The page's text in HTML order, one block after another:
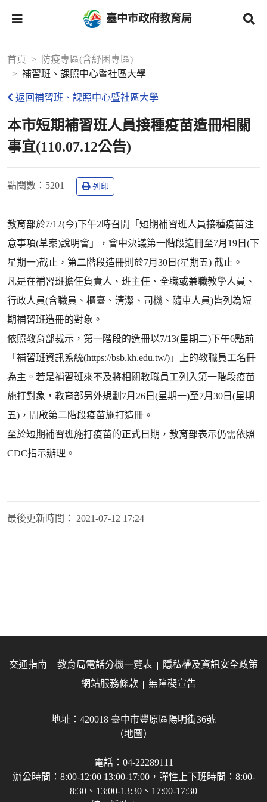
臺中市政府教育局
首頁
防疫專區(含紓困專區)
補習班、課照中心暨社區大學
返回補習班、課照中心暨社區大學
本市短期補習班人員接種疫苗造冊相關
事宜(110.07.12公告)
點閱數 ：5201 列印
教育部於7/12(今)下午2時召開「短期補習班人員接種疫苗注
意事項(草案)說明會」，會中決議第一階段造冊至7月19日(下
星期一)截止，第二階段造冊則於7月30日(星期五) 截止。
凡是在補習班擔任負責人、班主任、全職或兼職教學人員、
行政人員(含職員、櫃臺、清潔、司機、隨車人員)皆列為短
期補習班造冊的對象。
依照教育部裁示，第一階段的造冊以7/13(星期二)下午6點前
「補習班資訊系統(https://bsb.kh.edu.tw/)」上的教職員工名冊
為主。若是補習班來不及將相關教職員工列入第一階段疫苗
施打對象，教育部另外規劃7月26日(星期一)至7月30日(星期
五)，開啟第二階段疫苗施打造冊。
至於短期補習班施打疫苗的正式日期，教育部表示仍需依照
CDC指示辦理。
最後更新時間： 2021-07-12 17:24
交通指南 教育局電話分機一覽表
隱私權及資訊安全政策
網站服務條款
無障礙宣告
地址：420018 臺中市豐原區陽明街36號
（地圖）
電話：04-22289111
辦公時間：8:00-12:00 13:00-17:00，彈性上下班時間：8:00-
8:30、13:00-13:30、17:00-17:30